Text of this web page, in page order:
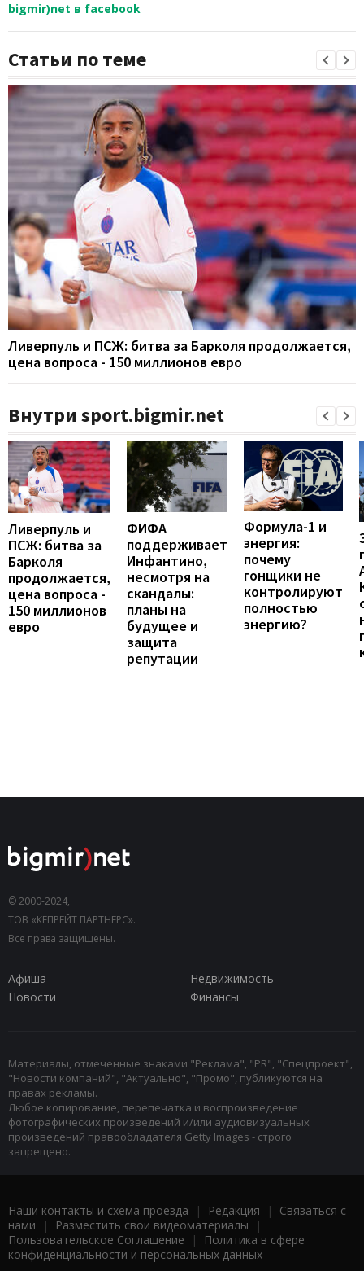
bigmir)net в facebook
Статьи по теме
Ливерпуль и ПСЖ: битва за Барколя продолжается,
цена вопроса - 150 миллионов евро
Внутри sport.bigmir.net
Ливерпуль и
ПСЖ: битва за
Барколя
продолжается,
цена вопроса -
150 миллионов
евро
ФИФА
поддерживает
Инфантино,
несмотря на
скандалы:
планы на
будущее и
защита
репутации
Формула-1 и
энергия:
почему
гонщики не
контролируют
полностью
энергию?
© 2000-2024,
ТОВ «КЕПРЕЙТ ПАРТНЕРС».
Все права защищены.
Афиша
Недвижимость
Новости
Финансы
Материалы, отмеченные знаками "Реклама", "PR", "Спецпроект",
"Новости компаний", "Актуально", "Промо", публикуются на
правах рекламы.
Любое копирование, перепечатка и воспроизведение
фотографических произведений и/или аудиовизуальных
произведений правообладателя Getty Images - строго
запрещено.
Наши контакты и схема проезда | Редакция | Связаться с
нами | Разместить свои видеоматериалы |
Пользовательское Соглашение |
Политика в сфере
конфиденциальности и персональных данных